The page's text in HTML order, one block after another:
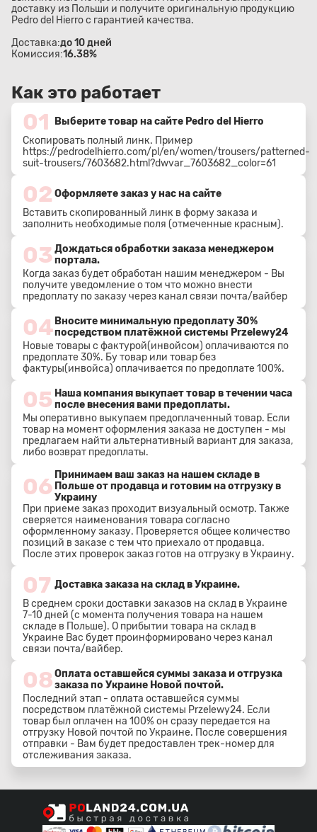
доставку из Польши и получите оригинальную продукцию
Pedro del Hierro с гарантией качества.
Доставка:до 10 дней
Комиссия:16.38%
Как это работает
01
Выберите товар на сайте Pedro del Hierro
Скопировать полный линк. Пример
https://pedrodelhierro.com/pl/en/women/trousers/patterned-
suit-trousers/7603682.html?dwvar_7603682_color=61
02 Оформляете заказ у нас на сайте
Вставить скопированный линк в форму заказа и
заполнить необходимые поля (отмеченные красным).
03Дождаться обработки заказа менеджером
портала.
Когда заказ будет обработан нашим менеджером - Вы
получите уведомление о том что можно внести
предоплату по заказу через канал связи почта/вайбер
04 Вносите минимальную предоплату 30%
посредством платёжной системы Przelewy24
Новые товары с фактурой(инвойсом) оплачиваются по
предоплате 30%. Бу товар или товар без
фактуры(инвойса) оплачивается по предоплате 100%.
05 Наша компания выкупает товар в течении часа
после внесения вами предоплаты.
Мы оперативно выкупаем предоплаченный товар. Если
товар на момент оформления заказа не доступен - мы
предлагаем найти альтернативный вариант для заказа,
либо возврат предоплаты.
06 Принимаем ваш заказ на нашем складе в
Польше от продавца и готовим на отгрузку в
Украину
При приеме заказ проходит визуальный осмотр. Также
сверяется наименования товара согласно
оформленному заказу. Проверяется общее количество
позиций в заказе с тем что приехало от продавца.
После этих проверок заказ готов на отгрузку в Украину.
07 Доставка заказа на склад в Украине.
В среднем сроки доставки заказов на склад в Украине
7-10 дней (с момента получения товара на нашем
складе в Польше). О прибытии товара на склад в
Украине Вас будет проинформировано через канал
связи почта/вайбер.
08Оплата оставшейся суммы заказа и отгрузка
заказа по Украине Новой почтой.
Последний этап - оплата оставшейся суммы
посредством платёжной системы Przelewy24. Если
товар был оплачен на 100% он сразу передается на
отгрузку Новой почтой по Украине. После совершения
отправки - Вам будет предоставлен трек-номер для
отслеживания заказа.